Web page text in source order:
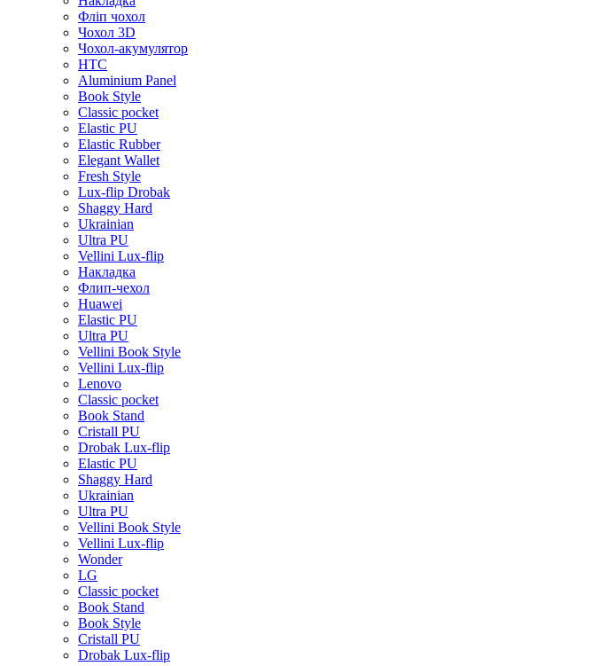
Фліп чохол
Чохол 3D
Чохол-акумулятор
HTC
Aluminium Panel
Book Style
Classic pocket
Elastic PU
Elastic Rubber
Elegant Wallet
Fresh Style
Lux-flip Drobak
Shaggy Hard
Ukrainian
Ultra PU
Vellini Lux-flip
Накладка
Флип-чехол
Huawei
Elastic PU
Ultra PU
Vellini Book Style
Vellini Lux-flip
Lenovo
Classic pocket
Book Stand
Cristall PU
Drobak Lux-flip
Elastic PU
Shaggy Hard
Ukrainian
Ultra PU
Vellini Book Style
Vellini Lux-flip
Wonder
LG
Classic pocket
Book Stand
Book Style
Cristall PU
Drobak Lux-flip